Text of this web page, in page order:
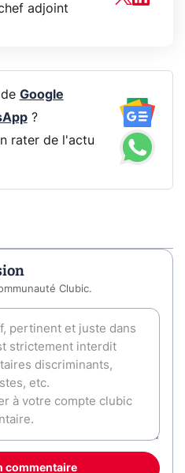
adjoint
Google
?
rater de l'actu
Clubic.
commentaire